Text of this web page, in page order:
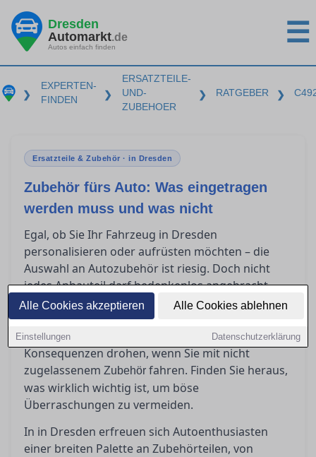
Alle Cookies akzeptieren Alle Cookies ablehnen
Einstellungen Datenschutzerklärung
Dresden
Automarkt.de
Autos einfach finden ☰
❯
EXPERTEN-
FINDEN
❯
ERSATZTEILE-
UND-
ZUBEHOER
❯ RATGEBER ❯
Ersatzteile & Zubehör · in Dresden
Zubehör fürs Auto: Was eingetragen
werden muss und was nicht
Egal, ob Sie Ihr Fahrzeug in Dresden
personalisieren oder aufrüsten möchten – die
Auswahl an Autozubehör ist riesig. Doch nicht
jedes Anbauteil darf bedenkenlos angebracht
werden. In diesem Ratgeber klären wir, welche
Zubehörteile eingetragen werden müssen, was
ABE und Teilegutachten bedeuten und welche
Konsequenzen drohen, wenn Sie mit nicht
zugelassenem Zubehör fahren. Finden Sie heraus,
was wirklich wichtig ist, um böse
Überraschungen zu vermeiden.
In in Dresden erfreuen sich Autoenthusiasten
einer breiten Palette an Zubehörteilen, von